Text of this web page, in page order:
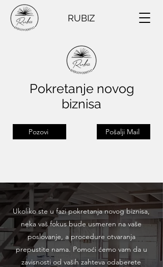
RUBIZ
Pokretanje novog
biznisa
Pozovi Pošalji Mail
Ukoliko ste u fazi pokretanja novog biznisa,
neka vaš fokus bude usmeren na vaše
poslovanje, a procedure otvaranja
prepustite nama. Pomoći ćemo vam da u
zavisnosti od vaših zahteva odaberete